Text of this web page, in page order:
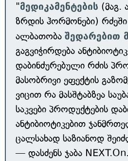
"მედიკამენტების (მაგ.
ზრდის ჰორმონები)
ალბათობა შედარებით
გაგვიჭირდება
დაბინძურებული რძის
მასობრივი ეფექტის
ვიცით რა მასშტაბზეა
საკვები პროდუქტების
ანტიბიოტიკებით
ცალსახად საზიანოდ
— დასძენს ჯაბა